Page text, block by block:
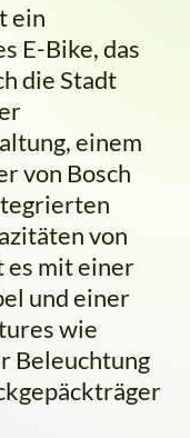
ein
E-Bike, das
die Stadt
einem
von Bosch
von
es mit einer
und einer
wie
Beleuchtung